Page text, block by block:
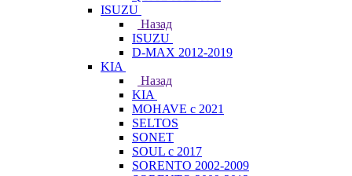
ISUZU
Назад
ISUZU
D-MAX 2012-2019
KIA
Назад
KIA
MOHAVE с 2021
SELTOS
SONET
SOUL с 2017
SORENTO 2002-2009